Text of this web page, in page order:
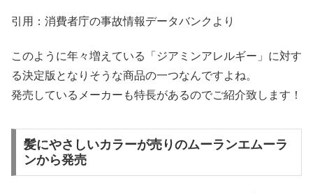
引用：消費者庁の事故情報データバンクより
このように年々増えている「ジアミンアレルギー」に対す
る決定版となりそうな商品の一つなんですよね。
発売しているメーカーも特長があるのでご紹介致します！
髪にやさしいカラーが売りのムーランエムーラ
ンから発売